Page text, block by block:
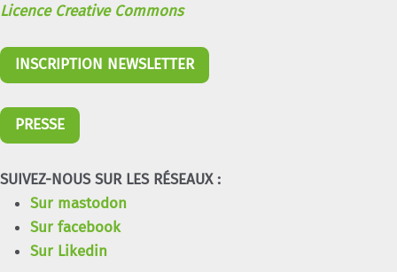
Licence Creative Commons
INSCRIPTION NEWSLETTER
PRESSE
SUIVEZ-NOUS SUR LES RÉSEAUX :
Sur mastodon
Sur facebook
Sur Likedin